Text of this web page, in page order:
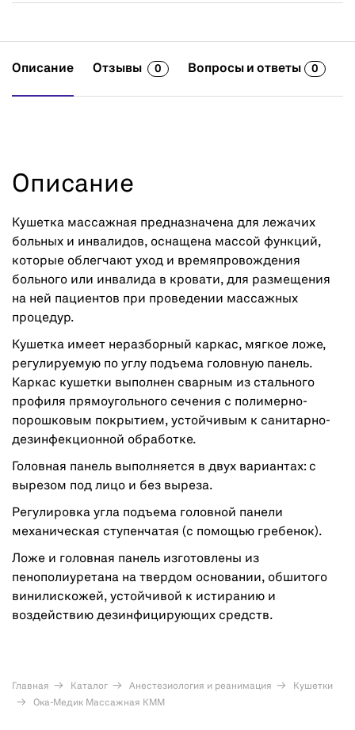
Описание Отзывы 0 Вопросы и ответы 0
Описание
Кушетка массажная предназначена для лежачих
больных и инвалидов, оснащена массой функций,
которые облегчают уход и времяпровождения
больного или инвалида в кровати, для размещения
на ней пациентов при проведении массажных
процедур.
Кушетка имеет неразборный каркас, мягкое ложе,
регулируемую по углу подъема головную панель.
Каркас кушетки выполнен сварным из стального
профиля прямоугольного сечения с полимерно-
порошковым покрытием, устойчивым к санитарно-
дезинфекционной обработке.
Головная панель выполняется в двух вариантах: с
вырезом под лицо и без выреза.
Регулировка угла подъема головной панели
механическая ступенчатая (с помощью гребенок).
Ложе и головная панель изготовлены из
пенополиуретана на твердом основании, обшитого
винилискожей, устойчивой к истиранию и
воздействию дезинфицирующих средств.
Главная Каталог Анестезиология и реанимация
Кушетки
Ока-Медик Массажная КММ